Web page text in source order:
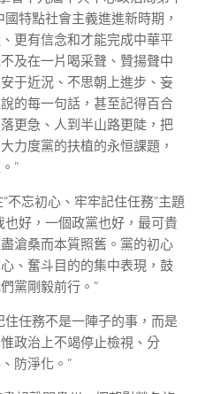
特點社會主義進進新時期，
更有信念和才能完成中華平
及在一片喝采聲、贊揚聲中
于近況、不思朝上進步、妄
的每一句話，甚至記得百合
更急、人到半山路更陡，把
力度黨的扶植的永恒課題，
”
不忘初心、牢牢記住任務”主題
好，一個政黨也好，最可貴
滄桑而本質照舊。黨的初心
、奮斗目的的集中表現，鼓
黨剛毅前行。”
任務不是一陣子的事，而是
政治上不竭停止檢視、分
防淨化。”